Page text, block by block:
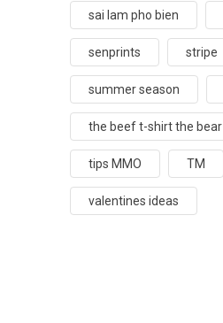
sai lam pho bien
senprints stripe
summer season
the beef t-shirt the bear
tips MMO TM
valentines ideas